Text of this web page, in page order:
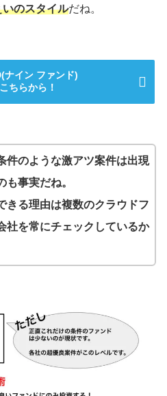
のスタイルだね。
ナイン ファンド)
ちらから！
件のような激アツ案件は出現
も事実だね。
きる理由は複数のクラウドフ
社を常にチェックしているか